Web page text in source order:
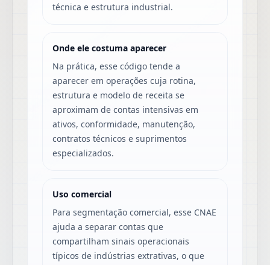
técnica e estrutura industrial.
Onde ele costuma aparecer
Na prática, esse código tende a
aparecer em operações cuja rotina,
estrutura e modelo de receita se
aproximam de contas intensivas em
ativos, conformidade, manutenção,
contratos técnicos e suprimentos
especializados.
Uso comercial
Para segmentação comercial, esse CNAE
ajuda a separar contas que
compartilham sinais operacionais
típicos de indústrias extrativas, o que